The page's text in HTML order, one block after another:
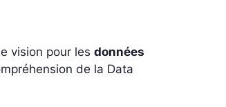
vision pour lesdonnées
de la Data